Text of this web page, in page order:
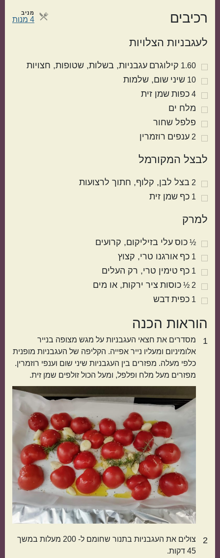
מניב
4 מנות רכיבים
לעגבניות הצלויות
1.60 קילוגרם עגבניות בשלות, שטופות, חצויות
10 שיני שום שלמות
4 כפות שמן זית
מלח ים
פלפל שחור
2 ענפים רוזמרין
לבצל המקורמל
2 בצל לבן קלוף, חתוך לרצועות
1 כף שמן זית
למרק
½ כוס עלי בזיליקום קרועים
1 כף אורגנו טרי קצוץ
1 כף טימין טרי רק העלים
2 ½ כוסות ציר ירקות או מים
1 כפית דבש
הוראות הכנה
1
מסדרים את חצאי העגבניות על מגש מצופה בנייר
אלומיניום ומעליו נייר אפייה. הקליפה של העגבניות מופנית
כלפי מעלה. מפזרים בין העגבניות שיני שום וענפי רוזמרין.
מפזרים מעל מלח ופלפל, ומעל הכול זולפים שמן זית.
2
צולים את העגבניות בתנור שחומם ל- 200 מעלות במשך
45 דקות.
סלטים
מטבח עולמי
אמריקאי יווני
טורקי פרסי